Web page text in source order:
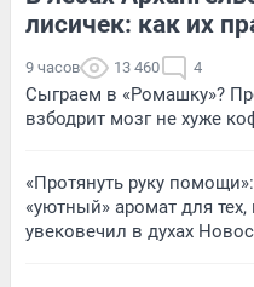
лисичек: как их
9 часов 13 460 4
Сыграем в «Ромашку»?
взбодрит мозг не хуже
«Протянуть руку
«уютный» аромат для
увековечил в духах